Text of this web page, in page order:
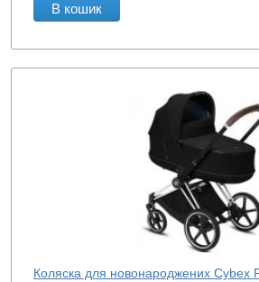
В кошик
Коляска для новонароджених Cybex